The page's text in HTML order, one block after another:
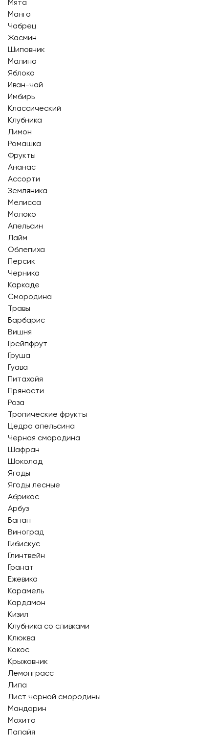
Мята
Манго
Чабрец
Жасмин
Шиповник
Малина
Яблоко
Иван-чай
Имбирь
Классический
Клубника
Лимон
Ромашка
Фрукты
Ананас
Ассорти
Земляника
Мелисса
Молоко
Апельсин
Лайм
Облепиха
Персик
Черника
Каркаде
Смородина
Травы
Барбарис
Вишня
Грейпфрут
Груша
Гуава
Питахайя
Пряности
Роза
Тропические фрукты
Цедра апельсина
Черная смородина
Шафран
Шоколад
Ягоды
Ягоды лесные
Абрикос
Арбуз
Банан
Виноград
Гибискус
Глинтвейн
Гранат
Ежевика
Карамель
Кардамон
Кизил
Клубника со сливками
Клюква
Кокос
Крыжовник
Лемонграсс
Липа
Лист черной смородины
Мандарин
Мохито
Папайя